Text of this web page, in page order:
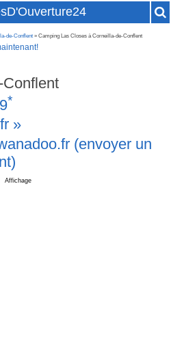
de-Conflent » Camping Las Closes à Corneilla-de-Conflent
*
»
.fr (envoyer un
Affichage